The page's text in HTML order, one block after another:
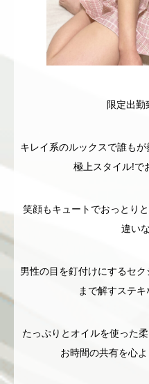
限定出勤
キレイ系のルックスで誰も
極上スタイル!で
笑顔もキュートでおっとり
違い
男性の目を釘付けにするセ
まで解すステ
たっぷりとオイルを使った
お時間の共有を心